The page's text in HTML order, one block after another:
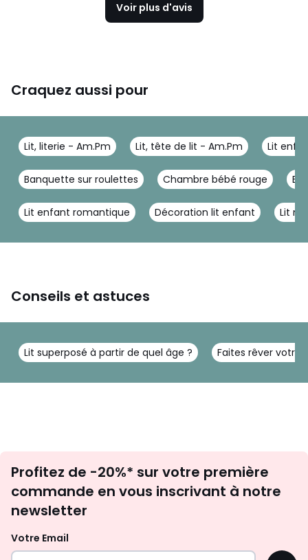
Voir plus d'avis
Craquez aussi pour
Lit, literie - Am.Pm Lit, tête de lit - Am.Pm Lit
Banquette sur roulettes Chambre bébé rouge
Lit enfant romantique Décoration lit enfant Lit
Conseils et astuces
Lit superposé à partir de quel âge ? Faites rêver votre
newsletter
Profitez de -20%* sur votre première
commande en vous inscrivant à notre
newsletter
Votre Email